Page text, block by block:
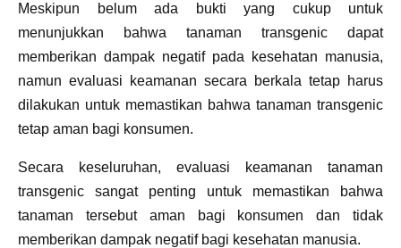
Meskipun belum ada bukti yang cukup untuk
menunjukkan bahwa tanaman transgenic dapat
memberikan dampak negatif pada kesehatan manusia,
namun evaluasi keamanan secara berkala tetap harus
dilakukan untuk memastikan bahwa tanaman transgenic
tetap aman bagi konsumen.
Secara keseluruhan, evaluasi keamanan tanaman
transgenic sangat penting untuk memastikan bahwa
tanaman tersebut aman bagi konsumen dan tidak
memberikan dampak negatif bagi kesehatan manusia.